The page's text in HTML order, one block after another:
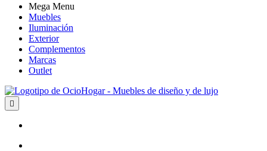
Mega Menu
Muebles
Iluminación
Exterior
Complementos
Marcas
Outlet
